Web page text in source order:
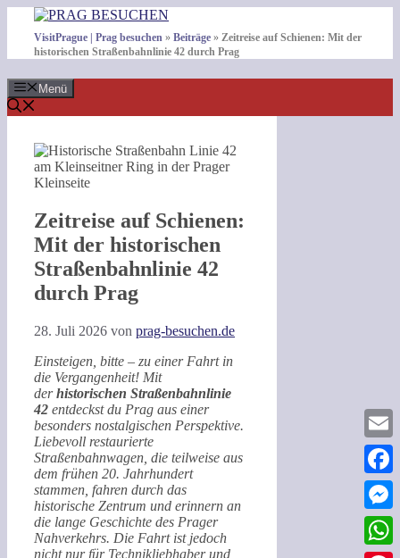
Inhalt
springen
VisitPrague | Prag besuchen » Beiträge » Zeitreise auf Schienen: Mit der
historischen Straßenbahnlinie 42 durch Prag
Menü
Zeitreise auf Schienen:
Mit der historischen
Straßenbahnlinie 42
durch Prag
28. Juli 2026 von prag-besuchen.de
Einsteigen, bitte – zu einer Fahrt in
die Vergangenheit! Mit
derhistorischen Straßenbahnlinie
42 entdeckst du Prag aus einer
besonders nostalgischen Perspektive.
Liebevoll restaurierte
Straßenbahnwagen, die teilweise aus
dem frühen 20. Jahrhundert
stammen, fahren durch das
historische Zentrum und erinnern an
die lange Geschichte des Prager
Nahverkehrs. Die Fahrt ist jedoch
nicht nur für Technikliebhaber und
Email